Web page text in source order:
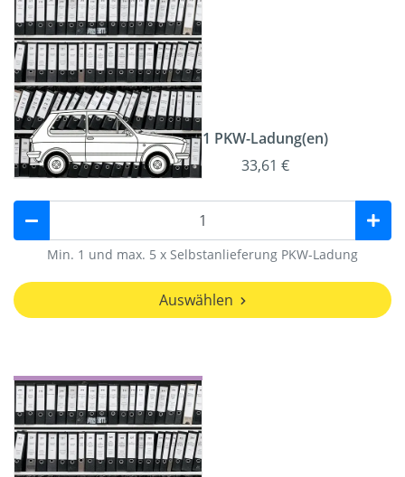
1 PKW-Ladung(en)
33,61 €
Min. 1 und max. 5 x Selbstanlieferung PKW-Ladung
Auswählen